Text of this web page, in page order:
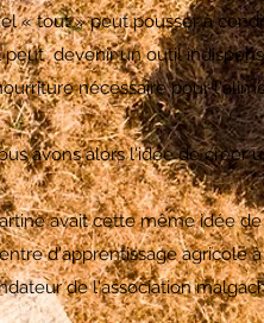
« tout » peut pousser à
devenir un outil
nécessaire pour
avons alors l'idée de créer
avait cette même idée
d'apprentissage agricole
de l'association